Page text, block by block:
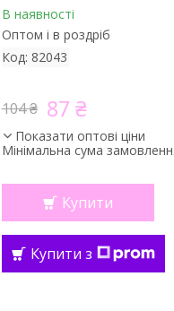
В наявності
Оптом і в роздріб
Код: 82043
104 ₴ 87 ₴
Показати оптові ціни
Мінімальна сума
Купити
Купити з